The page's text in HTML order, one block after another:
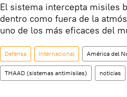
El sistema intercepta misiles
dentro como fuera de la
uno de los más eficaces del
Defensa Internacional América del
THAAD (sistemas antimisiles) noticias